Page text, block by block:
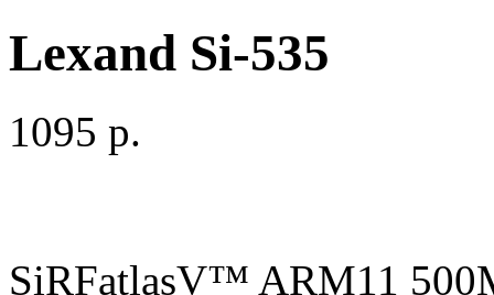
Lexand Si-535
1095 p.
SiRFatlasV™ ARM11